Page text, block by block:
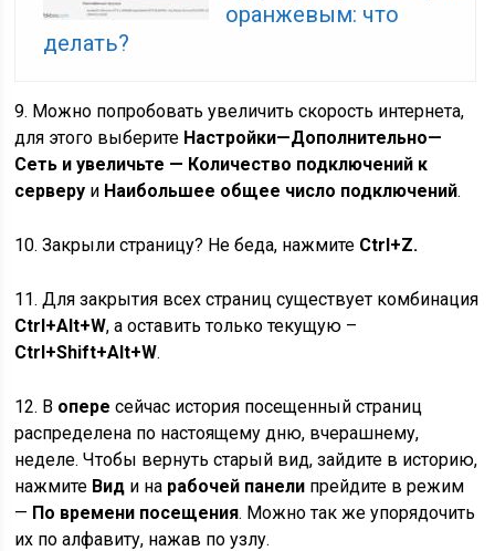
оранжевым: что
делать?
9. Можно попробовать увеличить скорость интернета,
для этого выберите Настройки—Дополнительно—
Сеть и увеличьте — Количество подключений к
серверу и Наибольшее общее число подключений.
10. Закрыли страницу? Не беда, нажмите Ctrl+Z.
11. Для закрытия всех страниц существует комбинация
Ctrl+Alt+W, а оставить только текущую –
Ctrl+Shift+Alt+W.
12. В опере сейчас история посещенный страниц
распределена по настоящему дню, вчерашнему,
неделе. Чтобы вернуть старый вид, зайдите в историю,
нажмите Вид и на рабочей панели прейдите в режим
— По времени посещения. Можно так же упорядочить
их по алфавиту, нажав по узлу.